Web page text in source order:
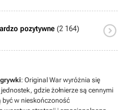
pozytywne (2 164) 
: Original War wyróżnia się
gdzie żołnierze są cennymi
w nieskończoność